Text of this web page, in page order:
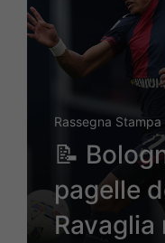
Rassegna Stampa
📝
pagelle